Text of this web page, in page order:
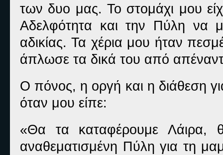
των δυο μας. Το στομάχι μου
Αδελφότητα και την Πύλη να
αδικίας. Τα χέρια μου ήταν
άπλωσε τα δικά του από
Ο πόνος, η οργή και η διάθεση
όταν μου είπε:
«Θα τα καταφέρουμε Λάιρα,
αναθεματισμένη Πύλη για τη